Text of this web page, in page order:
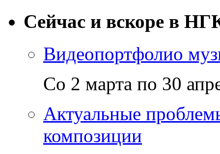
Сейчас и вскоре в
Видеопортфолио
Со 2 марта по 30
Актуальные
композиции